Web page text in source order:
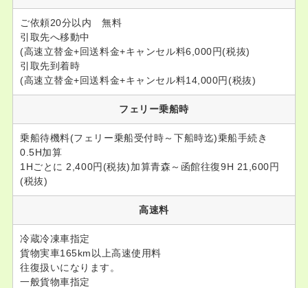
ご依頼20分以内 無料
引取先へ移動中
(高速立替金+回送料金+キャンセル料6,000円(税抜)
引取先到着時
(高速立替金+回送料金+キャンセル料14,000円(税抜)
フェリー乗船時
乗船待機料(フェリー乗船受付時～下船時迄)乗船手続き
0.5H加算
1Hごとに 2,400円(税抜)加算青森～函館往復9H 21,600円
(税抜)
高速料
冷蔵冷凍車指定
貨物実車165km以上高速使用料
往復扱いになります。
一般貨物車指定